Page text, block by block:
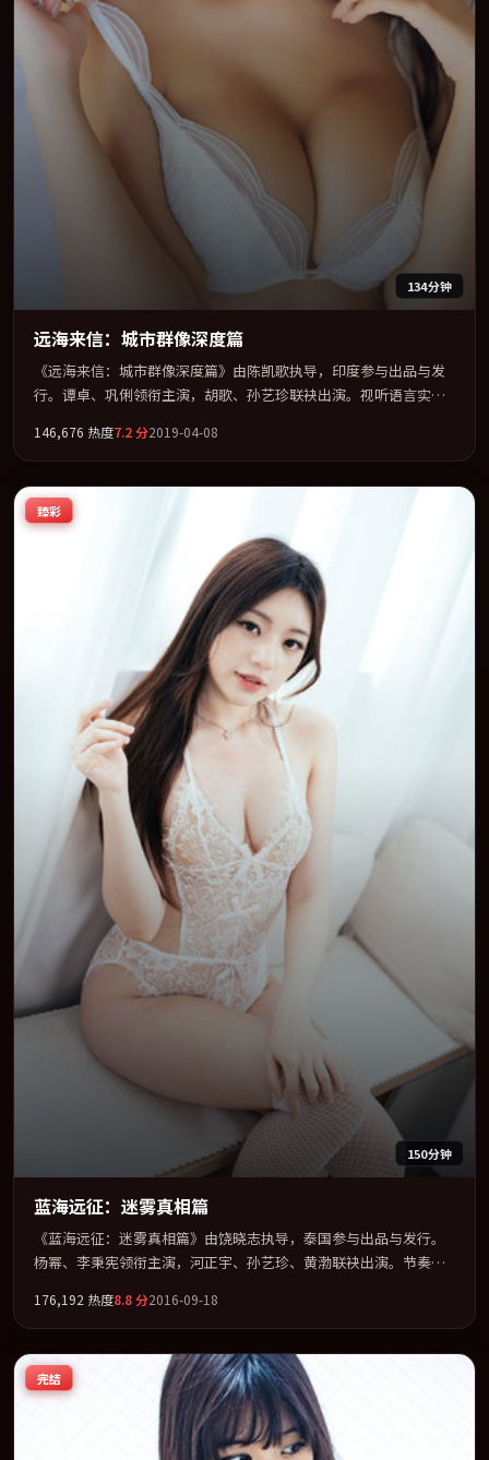
134分钟
远海来信：城市群像深度篇
《远海来信：城市群像深度篇》由陈凯歌执导，印度参与出品与发
行。谭卓、巩俐领衔主演，胡歌、孙艺珍联袂出演。视听语言实验
叙事、表演与视听上力求统一。定于 2019-01-09 在内地院线及主流
平台同步亮相，2019 年度话题片中口碑稳健，适合喜欢强情节与人
物弧光的观众完整观看。
146,676 热度7.2分2019-04-08
臻彩
150分钟
蓝海远征：迷雾真相篇
《蓝海远征：迷雾真相篇》由饶晓志执导，泰国参与出品与发行。
杨幂、李秉宪领衔主演，河正宇、孙艺珍、黄渤联袂出演。节奏凌
架，在叙事、表演与视听上力求统一。定于 2016-02-20 在内地院线
及主流平台同步亮相，2016 年度话题片中口碑稳健，适合喜欢强情
节与人物弧光的观众完整观看。
176,192 热度8.8分2016-09-18
完结